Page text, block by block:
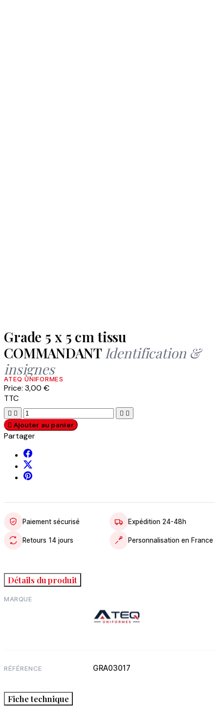
Grade 5 x 5 cm tissu
COMMANDANT Identification &
insignes
ATEQ UNIFORMES
Price: 3,00 €
TTC
   
 Ajouter au panier
Partager
Paiement sécurisé Expédition 24-48h
Retours 14 jours Personnalisation en France
Détails du produit
MARQUE
RÉFÉRENCE GRA03017
Fiche technique